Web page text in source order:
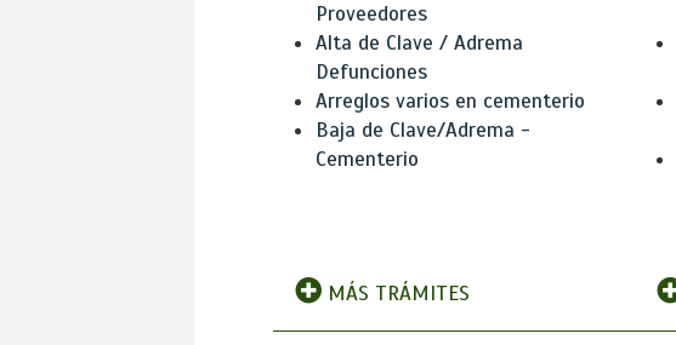
Proveedores
Alta de Clave / Adrema
Defunciones
Arreglos varios en cementerio
Baja de Clave/Adrema -
Cementerio
MÁS TRÁMITES